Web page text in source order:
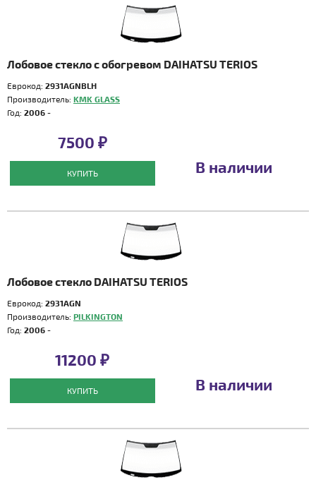
Лобовое стекло с обогревом DAIHATSU TERIOS
Еврокод: 2931AGNBLH
Производитель: KMK GLASS
Год: 2006 -
7500 ₽
КУПИТЬ В наличии
Лобовое стекло DAIHATSU TERIOS
Еврокод: 2931AGN
Производитель: PILKINGTON
Год: 2006 -
11200 ₽
КУПИТЬ В наличии